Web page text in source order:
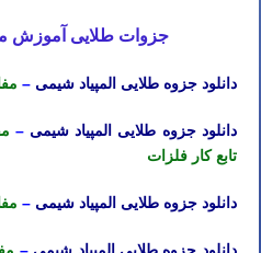
جزوات طلایی آموزش
دانلود جزوه طلایی المپیاد شیمی –
دانلود جزوه طلایی المپیاد شیمی –
تابع کار فلزات
دانلود جزوه طلایی المپیاد شیمی –